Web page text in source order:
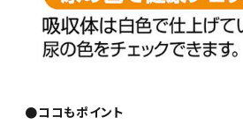
●ココもポイント